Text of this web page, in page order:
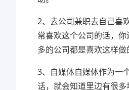
2、去公司兼职去自己喜
常喜欢这个公司的话，
多的公司都是喜欢这样
3、自媒体自媒体作为一
话，就会知道里边有很